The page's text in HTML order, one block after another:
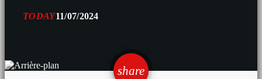
TODAY11/07/2024
share
email